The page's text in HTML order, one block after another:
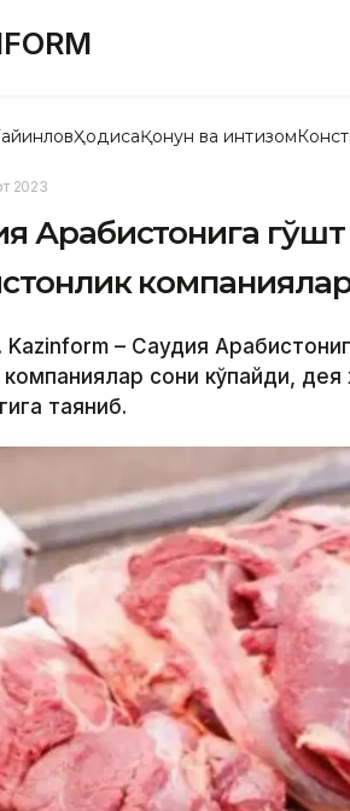
ҲодисаҚонун ва интизом
2023
Арабистонига гўшт
Kazinform – Саудия
сони кўпайди, дея
таяниб.